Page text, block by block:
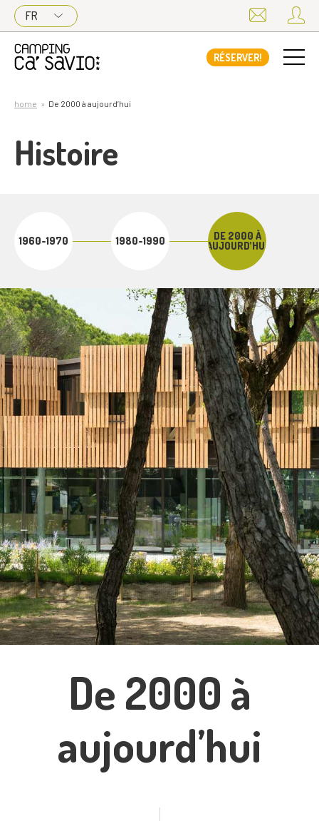
FR
RÉSERVER!
home De 2000 à aujourd’hui
Histoire
1960-1970 1980-1990
DE 2000 À
AUJOURD’HUI
De 2000 à
aujourd’hui